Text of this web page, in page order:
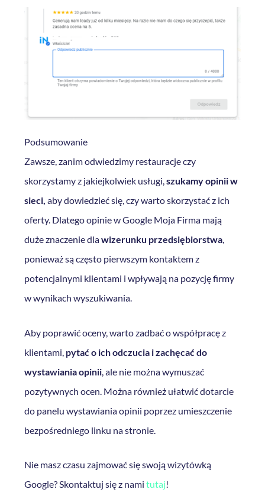
Podsumowanie
Zawsze, zanim odwiedzimy restauracje czy
skorzystamy z jakiejkolwiek usługi,szukamy opinii w
sieci, aby dowiedzieć się, czy warto skorzystać z ich
oferty. Dlatego opinie w Google Moja Firma mają
duże znaczenie dlawizerunku przedsiębiorstwa,
ponieważ są często pierwszym kontaktem z
potencjalnymi klientami i wpływają na pozycję firmy
w wynikach wyszukiwania.
Aby poprawić oceny, warto zadbać o współpracę z
klientami, pytać o ich odczucia i zachęcać do
wystawiania opinii, ale nie można wymuszać
pozytywnych ocen. Można również ułatwić dotarcie
do panelu wystawiania opinii poprzez umieszczenie
bezpośredniego linku na stronie.
Nie masz czasu zajmować się swoją wizytówką
Google? Skontaktuj się z nami tutaj!